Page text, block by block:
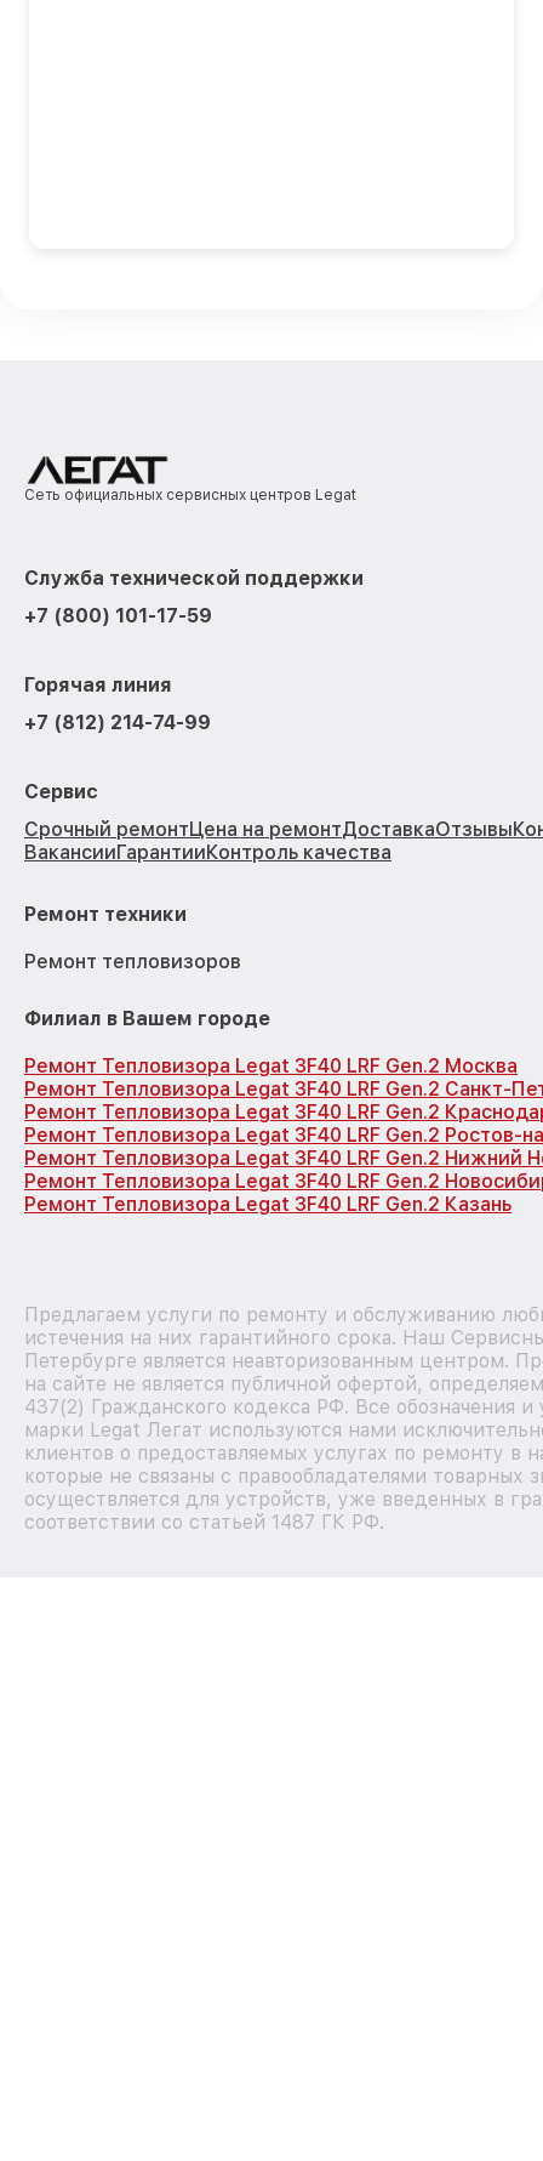
Сеть официальных сервисных центров Legat
Служба технической поддержки
+7 (800) 101-17-59
Горячая линия
+7 (812) 214-74-99
Сервис
Срочный ремонтЦена на ремонтДоставкаОтзывы
ВакансииГарантииКонтроль качества
Ремонт техники
Ремонт тепловизоров
Филиал в Вашем городе
Ремонт Тепловизора Legat 3F40 LRF Gen.2 Москва
Ремонт Тепловизора Legat 3F40 LRF Gen.2 Санкт-
Ремонт Тепловизора Legat 3F40 LRF Gen.2
Ремонт Тепловизора Legat 3F40 LRF Gen.2 Ростов-
Ремонт Тепловизора Legat 3F40 LRF Gen.2 Нижний
Ремонт Тепловизора Legat 3F40 LRF Gen.2
Ремонт Тепловизора Legat 3F40 LRF Gen.2 Казань
Предлагаем услуги по ремонту и обслуживанию
истечения на них гарантийного срока. Наш
Петербурге является неавторизованным центром.
на сайте не является публичной офертой,
437(2) Гражданского кодекса РФ. Все обозначения и
марки Legat Легат используются нами
клиентов о предоставляемых услугах по ремонту в
которые не связаны с правообладателями товарных
осуществляется для устройств, уже введенных в
соответствии со статьей 1487 ГК РФ.